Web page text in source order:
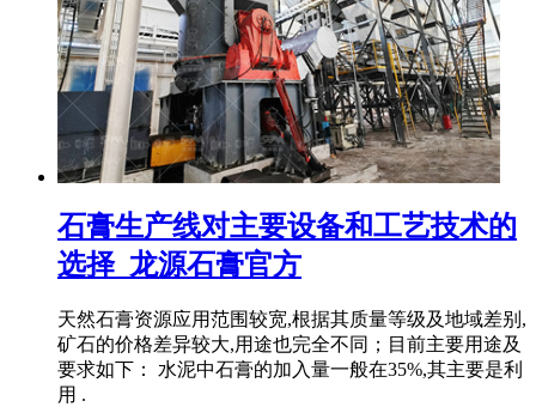
石膏生产线对主要设备和工艺技术的
选择_龙源石膏官方
天然石膏资源应用范围较宽,根据其质量等级及地域差别,
矿石的价格差异较大,用途也完全不同；目前主要用途及
要求如下： 水泥中石膏的加入量一般在35%,其主要是利
用 .